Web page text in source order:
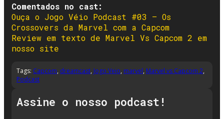
Comentados no cast:
Ouça o Jogo Véio Podcast #03 – Os
Crossovers da Marvel com a Capcom
Review em texto de Marvel Vs Capcom 2 em
nosso site
Tags: Capcom, dreamcast, Jogo Veio, marvel, Marvel vs Capcom 2,
Podcast
Assine o nosso podcast!